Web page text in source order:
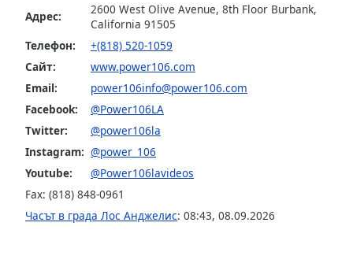
Area
Background
Color
Opacity
Font
Адрес:
2600 West Olive Avenue, 8th Floor Burbank,
California 91505
Телефон:
+(818) 520-1059
Сайт:
www.power106.com
Email:
power106info@power106.com
Facebook:
@Power106LA
Twitter:
@power106la
Instagram: @power_106
Youtube:
@Power106lavideos
Fax: (818) 848-0961
Часът в града Лос Анджелис: 08:43, 08.09.2026